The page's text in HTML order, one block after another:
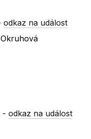
odkaz na událost
-odkaz na událost